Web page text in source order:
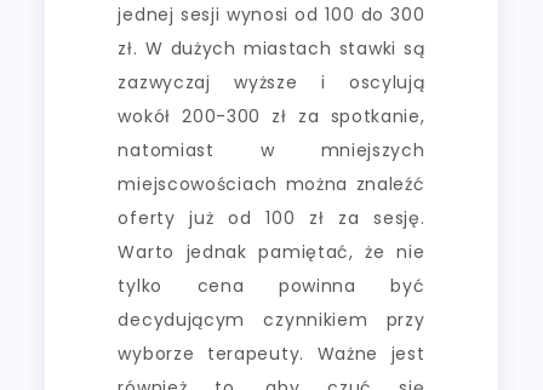
jednej sesji wynosi od 100 do 300
zł. W dużych miastach stawki są
zazwyczaj wyższe i oscylują
wokół 200-300 zł za spotkanie,
natomiast w mniejszych
miejscowościach można znaleźć
oferty już od 100 zł za sesję.
Warto jednak pamiętać, że nie
tylko cena powinna być
decydującym czynnikiem przy
wyborze terapeuty. Ważne jest